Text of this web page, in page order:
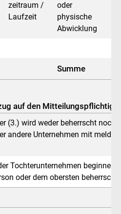
zeitraum /
Laufzeit
oder
physische
Abwicklung
Summe
auf den
(3.) wird weder beherrscht noch
andere Unternehmen mit
Tochterunternehmen
oder dem obersten